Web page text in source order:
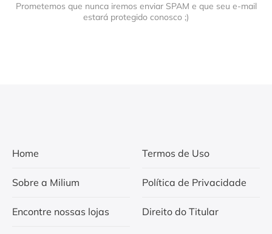
Prometemos que nunca iremos enviar SPAM e que seu e-mail
estará protegido conosco ;)
Home
Sobre a Milium
Encontre nossas lojas
Termos de Uso
Política de Privacidade
Direito do Titular